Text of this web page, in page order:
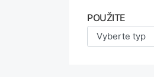
POUŽITE